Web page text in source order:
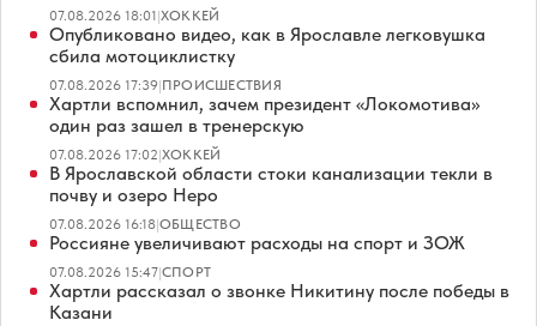
07.08.2026 18:01|ХОККЕЙ
Опубликовано видео, как в Ярославле легковушка
сбила мотоциклистку
07.08.2026 17:39|ПРОИСШЕСТВИЯ
Хартли вспомнил, зачем президент «Локомотива»
один раз зашел в тренерскую
07.08.2026 17:02|ХОККЕЙ
В Ярославской области стоки канализации текли в
почву и озеро Неро
07.08.2026 16:18|ОБЩЕСТВО
Россияне увеличивают расходы на спорт и ЗОЖ
07.08.2026 15:47|СПОРТ
Хартли рассказал о звонке Никитину после победы в
Казани